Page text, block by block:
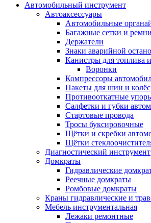
Автомобильный инструмент
Автоаксессуары
Автомобильные
Багажные сетки и ремни
Держатели
Знаки аварийной
Канистры для топлива
Воронки
Компрессоры
Пакеты для шин и колёс
Противооткатные
Салфетки и губки
Стартовые провода
Тросы буксировочные
Щётки и скребки
Щётки
Диагностический инструмент
Домкраты
Гидравлические
Реечные домкраты
Ромбовые домкраты
Краны гидравлические и
Мебель инструментальная
Лежаки ремонтные